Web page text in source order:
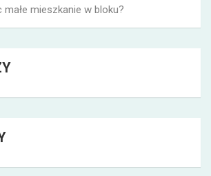
mieszkanie w bloku?